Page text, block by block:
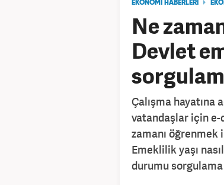
EKONOMİ HABERLERİ
Ne
Devlet
Çalışma hayatına
vatandaşlar için e-
zamanı
Emeklilik yaşı
durumu